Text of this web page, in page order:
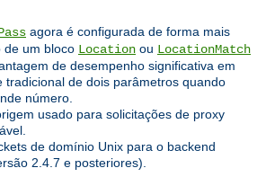
agora é configurada de forma mais
de um bloco Location ou LocationMatch
de desempenho significativa em
tradicional de dois parâmetros quando
número.
usado para solicitações de proxy
de domínio Unix para o backend
2.4.7 e posteriores).